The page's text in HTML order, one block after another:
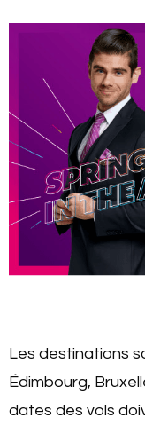
Les destinations
Édimbourg,
dates des vols